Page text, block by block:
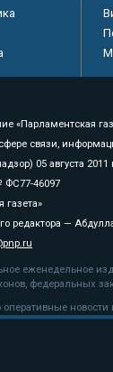
«Парламентская
связи,
05 августа 2011
ФС77-46097
редактора —
еженедельное
федеральных
оперативные
на pnp.ru